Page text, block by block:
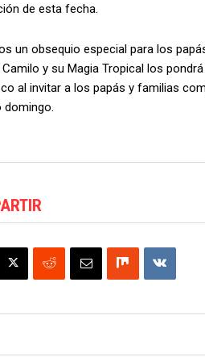
de esta fecha.
un obsequio especial para los
y su Magia Tropical los
al invitar a los papás y familias
domingo.